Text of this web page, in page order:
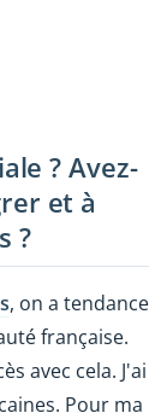
? Avez-
et à
?
, on a tendance
française.
avec cela. J'ai
Pour ma